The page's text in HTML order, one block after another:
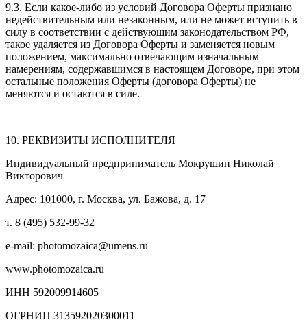
9.3. Если какое-либо из условий Договора Оферты признано
недействительным или незаконным, или не может вступить в
силу в соответствии с действующим законодательством РФ,
такое удаляется из Договора Оферты и заменяется новым
положением, максимально отвечающим изначальным
намерениям, содержавшимся в настоящем Договоре, при этом
остальные положения Оферты (договора Оферты) не
меняются и остаются в силе.
10. РЕКВИЗИТЫ ИСПОЛНИТЕЛЯ
Индивидуальный предприниматель Мокрушин Николай
Викторович
Адрес: 101000, г. Москва, ул. Бажова, д. 17
т. 8 (495) 532-99-32
e-mail: photomozaica@umens.ru
www.photomozaica.ru
ИНН 592009914605
ОГРНИП 313592020300011